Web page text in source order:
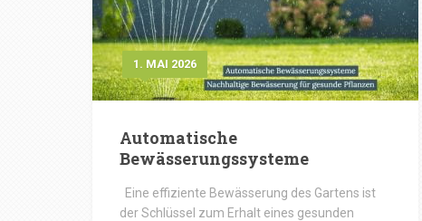
1. MAI 2026
Automatische
Bewässerungssysteme
Eine effiziente Bewässerung des Gartens ist
der Schlüssel zum Erhalt eines gesunden